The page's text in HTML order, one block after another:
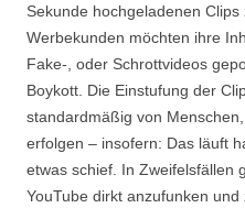
Sekunde hochgeladenen
Werbekunden möchten ihre
Fake-, oder Schrottvideos
Boykott. Die Einstufung der
standardmäßig von
erfolgen – insofern: Das läuft
etwas schief. In Zweifelsfällen
YouTube dirkt anzufunken